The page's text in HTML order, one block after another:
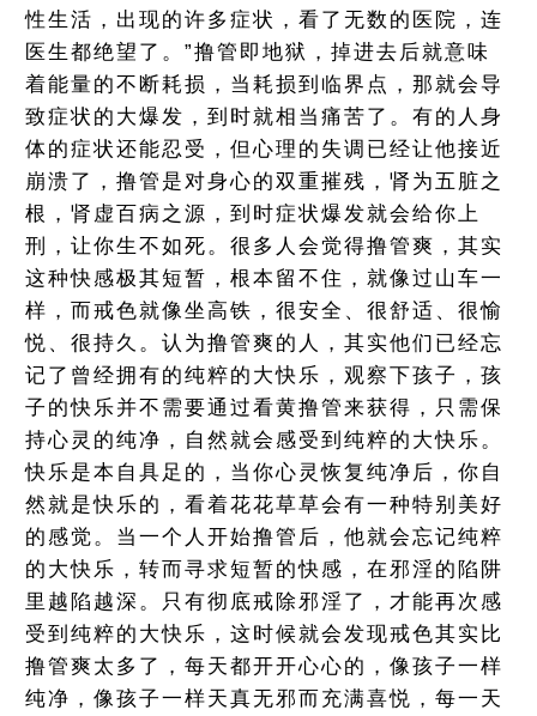
性生活，出现的许多症状，看了无数的医院，连
医生都绝望了。”撸管即地狱，掉进去后就意味
着能量的不断耗损，当耗损到临界点，那就会导
致症状的大爆发，到时就相当痛苦了。有的人身
体的症状还能忍受，但心理的失调已经让他接近
崩溃了，撸管是对身心的双重摧残，肾为五脏之
根，肾虚百病之源，到时症状爆发就会给你上
刑，让你生不如死。很多人会觉得撸管爽，其实
这种快感极其短暂，根本留不住，就像过山车一
样，而戒色就像坐高铁，很安全、很舒适、很愉
悦、很持久。认为撸管爽的人，其实他们已经忘
记了曾经拥有的纯粹的大快乐，观察下孩子，孩
子的快乐并不需要通过看黄撸管来获得，只需保
持心灵的纯净，自然就会感受到纯粹的大快乐。
快乐是本自具足的，当你心灵恢复纯净后，你自
然就是快乐的，看着花花草草会有一种特别美好
的感觉。当一个人开始撸管后，他就会忘记纯粹
的大快乐，转而寻求短暂的快感，在邪淫的陷阱
里越陷越深。只有彻底戒除邪淫了，才能再次感
受到纯粹的大快乐，这时候就会发现戒色其实比
撸管爽太多了，每天都开开心心的，像孩子一样
纯净，像孩子一样天真无邪而充满喜悦，每一天